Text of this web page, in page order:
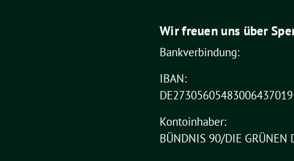
Wir freuen uns über
Bankverbindung:
IBAN:
DE27305605483006437019
Kontoinhaber:
BÜNDNIS 90/DIE GRÜNEN